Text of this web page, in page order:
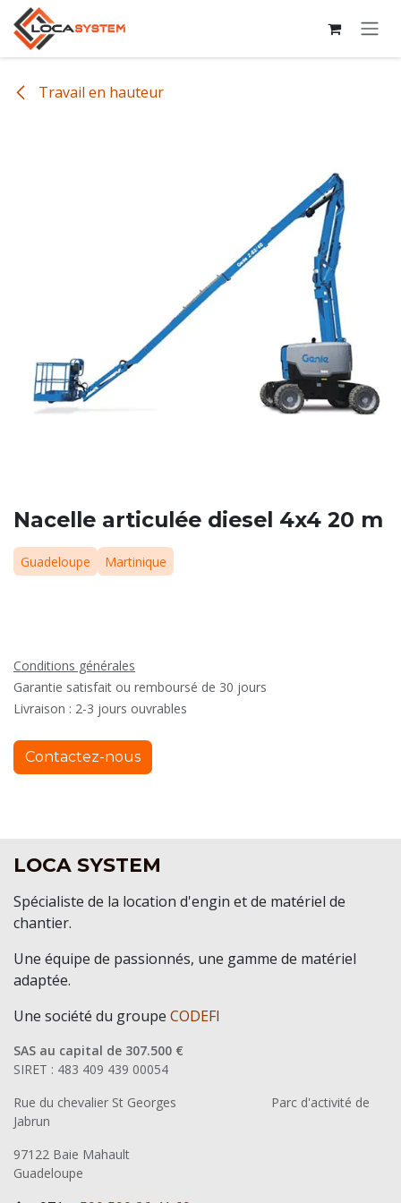
Se rendre au contenu
Travail en hauteur
Nacelle articulée diesel 4x4 20 m
Guadeloupe Martinique
Conditions générales
Garantie satisfait ou remboursé de 30 jours
Livraison : 2-3 jours ouvrables
Contactez-nous
LOCA SYSTEM
Spécialiste de la location d'engin et de matériel de
chantier.
Une équipe de passionnés, une gamme de matériel
adaptée.
Une société du groupe CODEFI
SAS au capital de 307.500 €
SIRET : 483 409 439 00054
Rue du chevalier St Georges
​Parc d'activité de
Jabrun
97122 Baie Mahault
Guadeloupe